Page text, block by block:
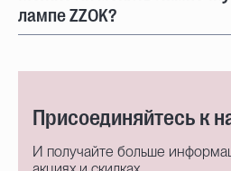
лампе ZZOK?
Присоединяйтесь к
И получайте больше